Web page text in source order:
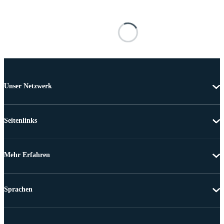
Unser Netzwerk
Seitenlinks
Mehr Erfahren
Sprachen